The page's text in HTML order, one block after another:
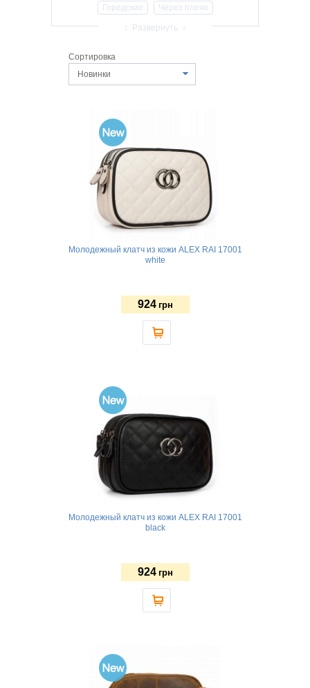
Городские
Через плечо
Классические
Деловые
Сумка-рюкзак женская
Молодежные
Вечерние
↕ Развернуть ↕
Сортировка
Новинки
Молодежный клатч из кожи ALEX RAI 17001
white
924 грн
Молодежный клатч из кожи ALEX RAI 17001
black
924 грн